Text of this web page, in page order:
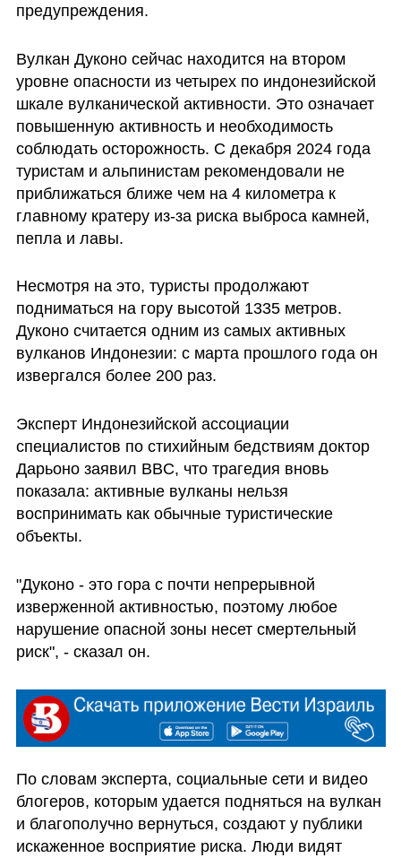
предупреждения.
Вулкан Дуконо сейчас находится на втором
уровне опасности из четырех по индонезийской
шкале вулканической активности. Это означает
повышенную активность и необходимость
соблюдать осторожность. С декабря 2024 года
туристам и альпинистам рекомендовали не
приближаться ближе чем на 4 километра к
главному кратеру из-за риска выброса камней,
пепла и лавы.
Несмотря на это, туристы продолжают
подниматься на гору высотой 1335 метров.
Дуконо считается одним из самых активных
вулканов Индонезии: с марта прошлого года он
извергался более 200 раз.
Эксперт Индонезийской ассоциации
специалистов по стихийным бедствиям доктор
Дарьоно заявил BBC, что трагедия вновь
показала: активные вулканы нельзя
воспринимать как обычные туристические
объекты.
"Дуконо - это гора с почти непрерывной
изверженной активностью, поэтому любое
нарушение опасной зоны несет смертельный
риск", - сказал он.
По словам эксперта, социальные сети и видео
блогеров, которым удается подняться на вулкан
и благополучно вернуться, создают у публики
искаженное восприятие риска. Люди видят